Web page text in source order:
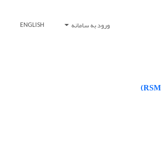
ورود به سامانه ENGLISH